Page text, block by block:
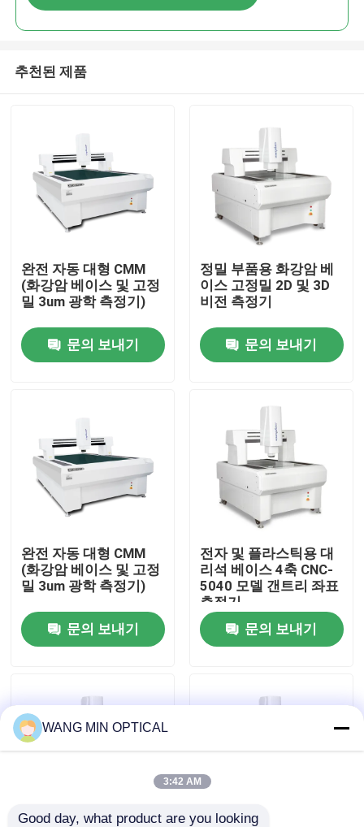
집
비디오
우리 에 관한 것
공장 투어
품질 관리
뉴스
CNC 비전 길이 측정기
추천된 제품
완전 자동 대형 CMM
(화강암 베이스 및 고정
밀 3um 광학 측정기)
문의 보내기
정밀 부품용 화강암 베
이스 고정밀 2D 및 3D
비전 측정기
문의 보내기
완전 자동 대형 CMM
(화강암 베이스 및 고정
밀 3um 광학 측정기)
문의 보내기
전자 및 플라스틱용 대
리석 베이스 4축 CNC-
5040 모델 갠트리 좌표
측정기
문의 보내기
WANG MIN OPTICAL
3:42 AM
Good day, what product are you looking